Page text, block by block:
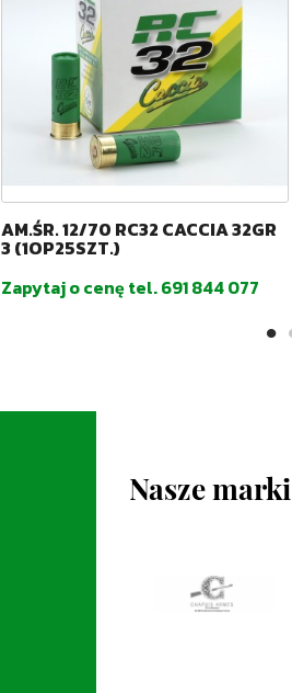
AM.ŚR. 12/70 RC32 CACCIA 32GR
3 (1OP25SZT.)
Zapytaj o cenę tel. 691 844 077
Nasze marki